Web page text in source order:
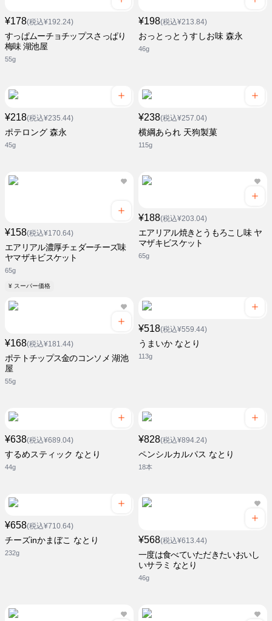
¥178(税込¥192.24)
すっぱムーチョチップスさっぱり
梅味 湖池屋
55g
¥198(税込¥213.84)
おっとっとうすしお味 森永
46g
¥218(税込¥235.44)
ポテロング 森永
45g
¥238(税込¥257.04)
横綱あられ 天狗製菓
115g
¥158(税込¥170.64)
エアリアル濃厚チェダーチーズ味
ヤマザキビスケット
65g
¥ スーパー価格
¥188(税込¥203.04)
エアリアル焼きとうもろこし味 ヤ
マザキビスケット
65g
¥168(税込¥181.44)
ポテトチップス金のコンソメ 湖池
屋
55g
¥518(税込¥559.44)
うまいか なとり
113g
¥638(税込¥689.04)
するめスティック なとり
44g
¥828(税込¥894.24)
ペンシルカルパス なとり
18本
¥658(税込¥710.64)
チーズinかまぼこ なとり
232g
¥568(税込¥613.44)
一度は食べていただきたいおいし
いサラミ なとり
46g